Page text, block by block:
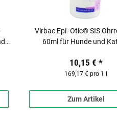
Virbac Epi- Otic® SIS
60ml für Hunde und
10,15 € *
169,17 € pro 1 l
Zum Artikel